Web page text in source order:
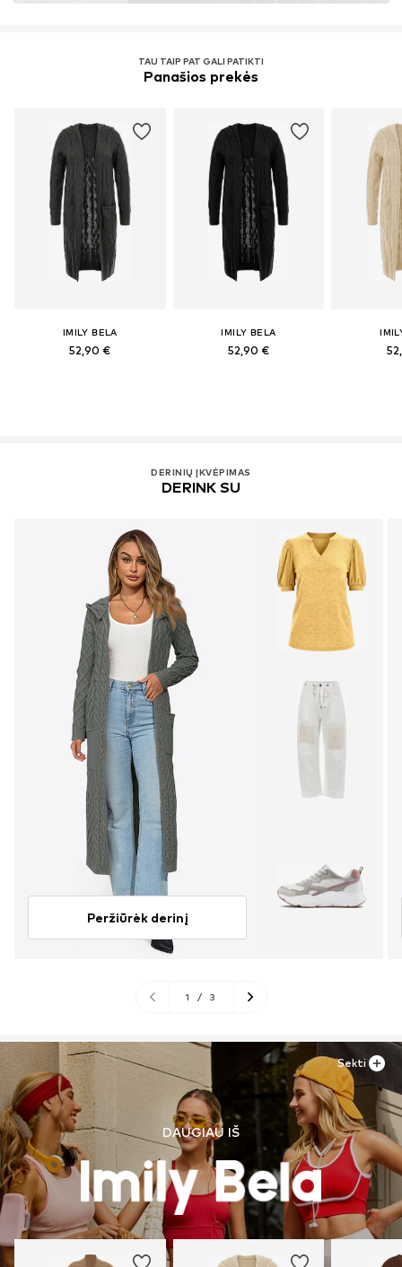
TAU TAIP PAT GALI PATIKTI
Panašios prekės
IMILY BELA
52,90 €
IMILY BELA
52,90 €
DERINIŲ ĮKVĖPIMAS
DERINK SU
Peržiūrėk derinį
1 / 3
DAUGIAU IŠ
Sekti